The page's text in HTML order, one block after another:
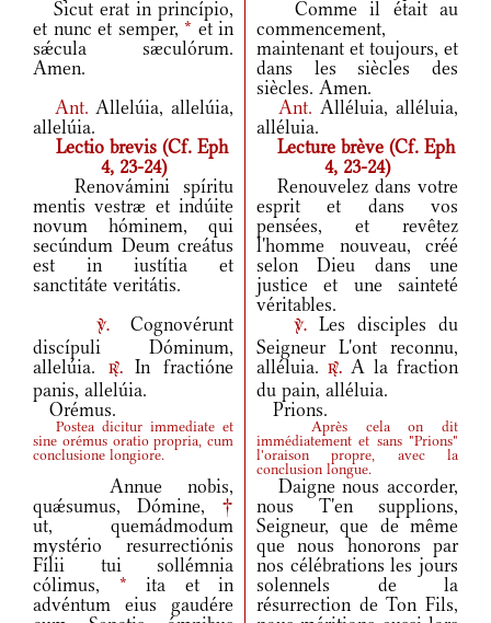
Sicut erat in princípio,
et nunc et semper, * et in
sǽcula sæculórum.
Amen.
Comme il était au
commencement,
maintenant et toujours, et
dans les siècles des
siècles. Amen.
Ant.Allelúia, allelúia,
allelúia.
Ant.Alléluia, alléluia,
alléluia.
Lectio brevis (Cf. Eph
4, 23-24)
Lecture brève (Cf. Eph
4, 23-24)
Renovámini spíritu
mentis vestræ et indúite
novum hóminem, qui
secúndum Deum creátus
est in iustítia et
sanctitáte veritátis.
Renouvelez dans votre
esprit et dans vos
pensées, et revêtez
l'homme nouveau, créé
selon Dieu dans une
justice et une sainteté
véritables.
v.Cognovérunt
discípuli Dóminum,
allelúia.
r.In fractióne
panis, allelúia.
v.Les disciples du
Seigneur L'ont reconnu,
alléluia. r. A la fraction
du pain, alléluia.
Orémus.
Prions.
Postea dicitur immediate et
sine orémus oratio propria, cum
conclusione longiore.
Après cela on dit
immédiatement et sans "Prions"
l'oraison propre, avec la
conclusion longue.
Annue nobis,
quǽsumus, Dómine, †
ut, quemádmodum
mystério resurrectiónis
Fílii tui sollémnia
cólimus, * ita et in
advéntum eius gaudére
Daigne nous accorder,
nous T'en supplions,
Seigneur, que de même
que nous honorons par
nos célébrations les jours
solennels de la
résurrection de Ton Fils,